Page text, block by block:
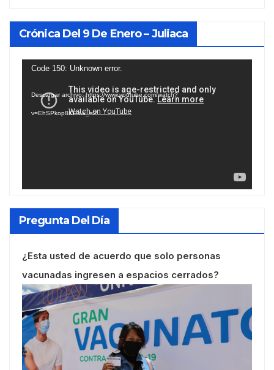
Crónica Del 9 De Enero – Juliaca
Reproductor
vídeo
Code 150: Unknown error.
Descargar archivo: https://www.youtube.com/watch?
v=EhSPkop8KPY&_=2
Pregunta Del Día
¿Esta usted de acuerdo que solo personas
vacunadas ingresen a espacios cerrados?